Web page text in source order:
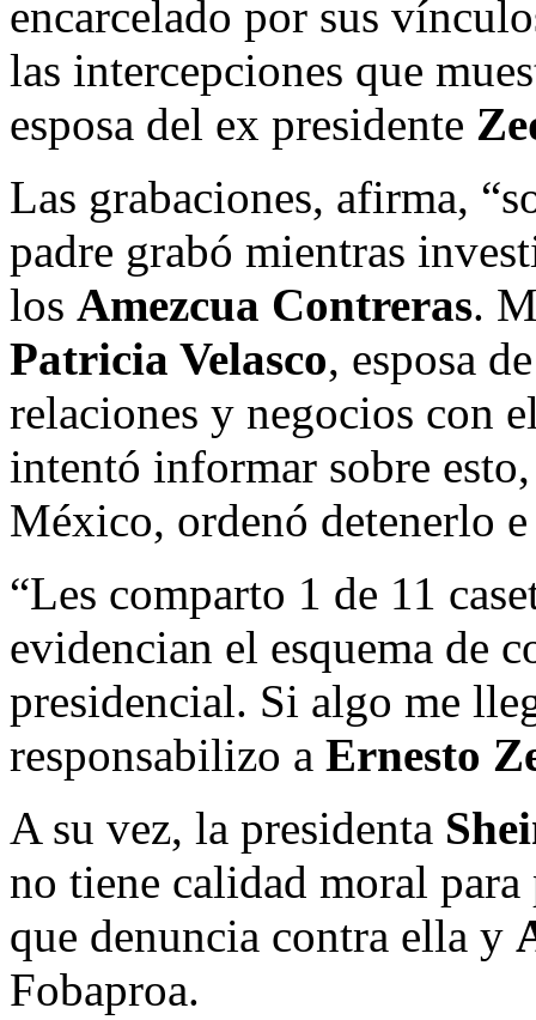
encarcelado por sus
las intercepciones que
esposa del ex presidente
Las grabaciones, afirma,
padre grabó mientras
los Amezcua Contreras.
Patricia Velasco, esposa
relaciones y negocios con
intentó informar sobre
México, ordenó detenerlo
“Les comparto 1 de 11
evidencian el esquema de
presidencial. Si algo me
responsabilizo a Ernesto
A su vez, la presidenta
no tiene calidad moral
que denuncia contra ella y
Fobaproa.